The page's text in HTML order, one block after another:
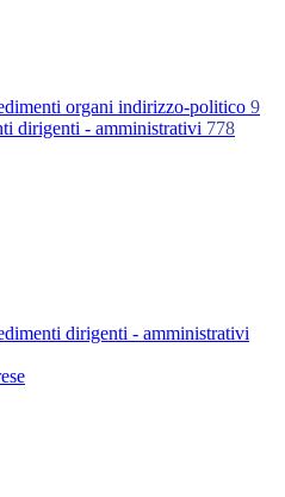
organi indirizzo-politico 9
dirigenti - amministrativi 778
dirigenti - amministrativi